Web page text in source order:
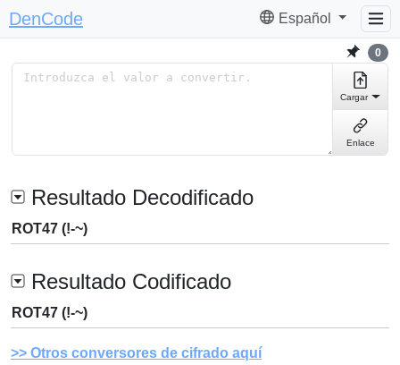
DenCode Español
0
Cargar
Enlace
Resultado Decodificado
ROT47 (!-~)
Resultado Codificado
ROT47 (!-~)
Otros conversores de cifrado aquí